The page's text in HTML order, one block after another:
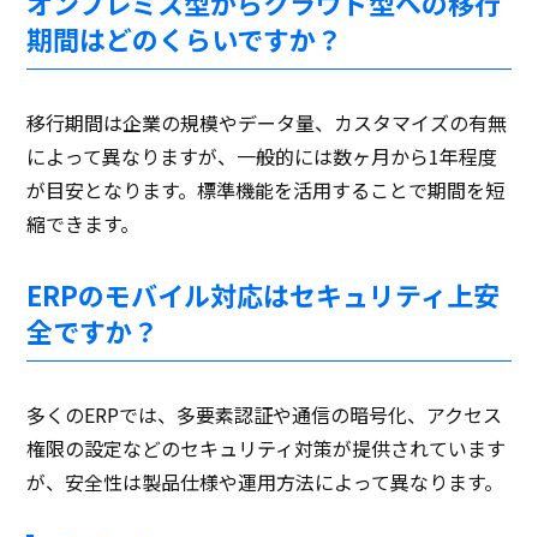
期間はどのくらいですか？
移行期間は企業の規模やデータ量、カスタマイズの有無
によって異なりますが、一般的には数ヶ月から1年程度
が目安となります。標準機能を活用することで期間を短
縮できます。
ERPのモバイル対応はセキュリティ上安
全ですか？
多くのERPでは、多要素認証や通信の暗号化、アクセス
権限の設定などのセキュリティ対策が提供されています
が、安全性は製品仕様や運用方法によって異なります。